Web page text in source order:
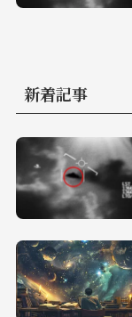
新着記事